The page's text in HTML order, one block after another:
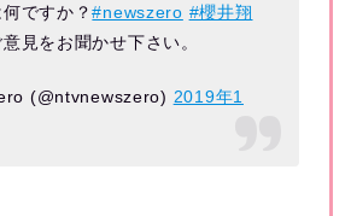
ですか？#newszero #櫻井翔
見をお聞かせ下さい。
(@ntvnewszero) 2019年1